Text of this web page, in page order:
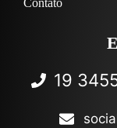
Contato
19